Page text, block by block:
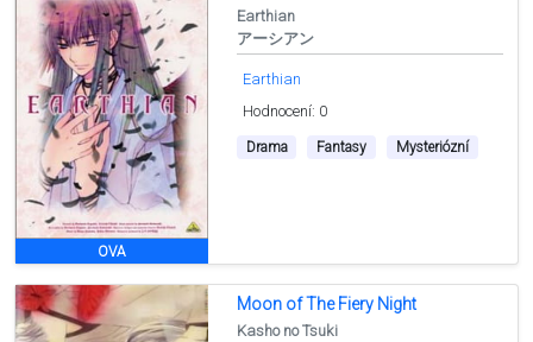
OVA
Earthian
アーシアン
Earthian
Hodnocení: 0
Drama Fantasy Mysteriózní
Moon of The Fiery Night
Kasho no Tsuki